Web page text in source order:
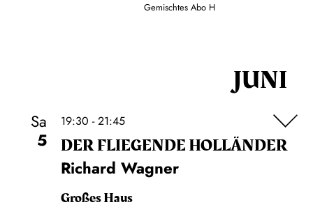
Gemischtes Abo H
JUNI
Sa
5
19:30 - 21:45
DER FLIE­GEN­DE HOL­LÄN­DER
Richard Wagner
Großes Haus